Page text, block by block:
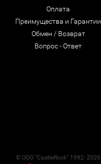
Оплата
Преимущества и Гарантии
Обмен / Возврат
Вопрос - Ответ
© ООО "CastleRock" 1992- 2026